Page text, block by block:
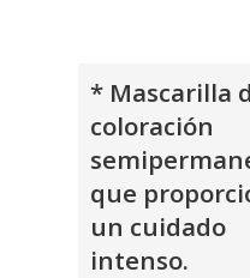
* Mascarilla
coloración
que
un cuidado
intenso.